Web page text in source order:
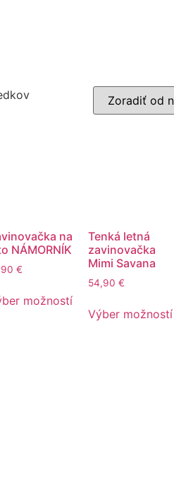
na
NÁMORNÍK
€
možností
Tenká letná
zavinovačka
Mimi Savana
54,90 €
Výber možností